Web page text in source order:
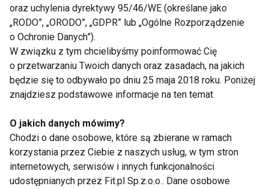
warto ograniczać się wyłącznie do owoców i
warzyw.
Kefir zawiera dużą ilość wody, a jednocześnie
dostarcza białka, wapnia oraz cennych bakterii
probiotycznych wspierających pracę jelit.
Schłodzony kefir świetnie sprawdza się jako lekki
posiłek lub baza do chłodników.
7. Jogurt naturalny
oraz uchylenia dyrektywy 95/46/WE (określane jako
„RODO”, „ORODO”, „GDPR” lub „Ogólne Rozporządzenie
o Ochronie Danych”).
W związku z tym chcielibyśmy poinformować Cię
o przetwarzaniu Twoich danych oraz zasadach, na jakich
będzie się to odbywało po dniu 25 maja 2018 roku. Poniżej
znajdziesz podstawowe informacje na ten temat.
O jakich danych mówimy?
Chodzi o dane osobowe, które są zbierane w ramach
korzystania przez Ciebie z naszych usług, w tym stron
internetowych, serwisów i innych funkcjonalności
udostępnianych przez Fit.pl Sp.z.o.o.. Dane osobowe